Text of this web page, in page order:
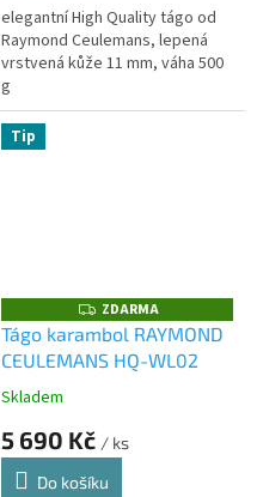
elegantní High Quality tágo od
Raymond Ceulemans, lepená
vrstvená kůže 11 mm, váha 500
g
Tip
Z
D
A
R
ZDARMA
Tágo karambol RAYMOND
CEULEMANS HQ-WL02
Skladem
5 690 Kč / ks
Do košíku